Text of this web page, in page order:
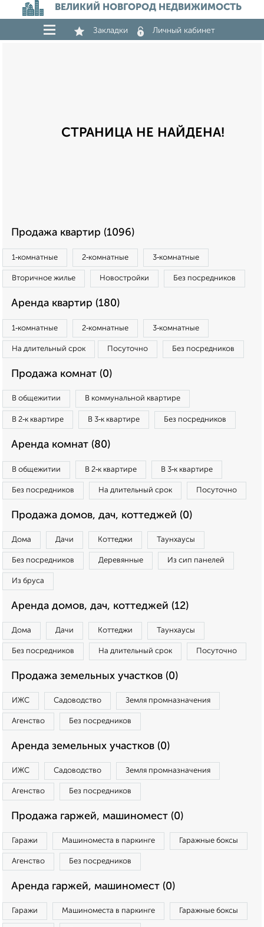
ВЕЛИКИЙ НОВГОРОД НЕДВИЖИМОСТЬ
Закладки Личный кабинет
СТРАНИЦА НЕ НАЙДЕНА!
Продажа квартир (1096)
1‑комнатные 2‑комнатные 3‑комнатные
Вторичное жилье Новостройки Без посредников
Аренда квартир (180)
1‑комнатные 2‑комнатные 3‑комнатные
На длительный срок Посуточно Без посредников
Продажа комнат (0)
В общежитии В коммунальной квартире
В 2‑к квартире В 3‑к квартире Без посредников
Аренда комнат (80)
В общежитии В 2‑к квартире В 3‑к квартире
Без посредников На длительный срок Посуточно
Продажа домов, дач, коттеджей (0)
Дома Дачи Коттеджи Таунхаусы
Без посредников Деревянные Из сип панелей
Из бруса
Аренда домов, дач, коттеджей (12)
Дома Дачи Коттеджи Таунхаусы
Без посредников На длительный срок Посуточно
Продажа земельных участков (0)
ИЖС Садоводство Земля промназначения
Агенство Без посредников
Аренда земельных участков (0)
ИЖС Садоводство Земля промназначения
Агенство Без посредников
Продажа гаржей, машиномест (0)
Гаражи Машиноместа в паркинге Гаражные боксы
Агенство Без посредников
Аренда гаржей, машиномест (0)
Гаражи Машиноместа в паркинге Гаражные боксы